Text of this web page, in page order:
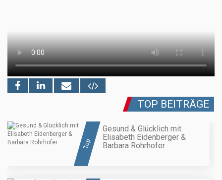
TOP BEITRÄGE
Top
Gesund & Glücklich mit
Elisabeth Eidenberger &
Barbara Rohrhofer